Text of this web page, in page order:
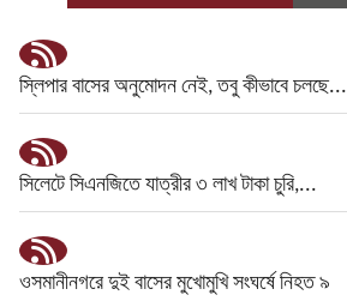
স্লিপার বাসের অনুমোদন নেই, তবু কীভাবে চলছে...
সিলেটে সিএনজিতে যাত্রীর ৩ লাখ টাকা চুরি,...
ওসমানীনগরে দুই বাসের মুখোমুখি সংঘর্ষে নিহত ৯